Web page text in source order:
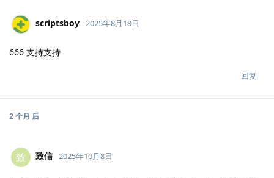
scriptsboy 2025年8月18日
666 支持支持
回复
2 个月 后
致 致信 2025年10月8日